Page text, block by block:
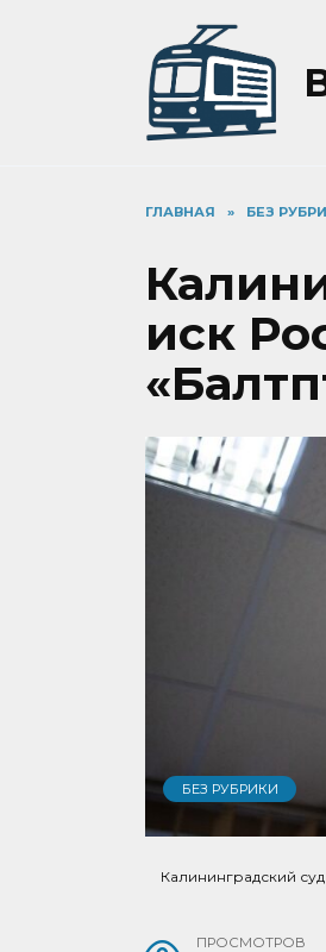
ГЛАВНАЯ » БЕЗ
иск
БЕЗ РУБРИКИ
Калининградский
ПРОСМОТРОВ